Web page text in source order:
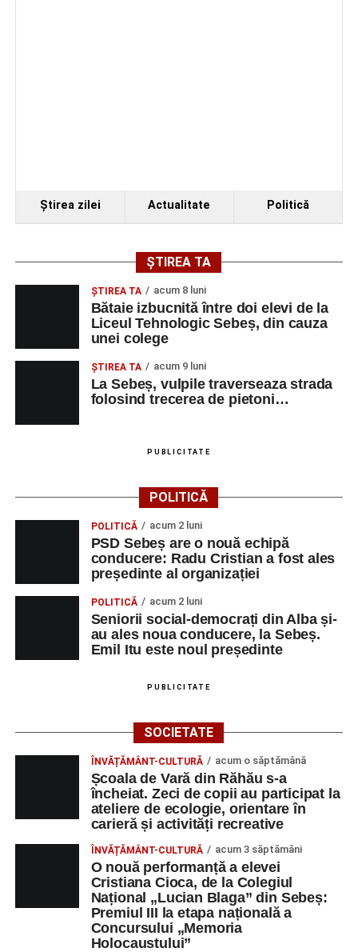
reprezintă doar începutul unei serii de concerte care vor
avea loc pe parcursul taberei, oferind comunității din
și de a lua parte la un veritabil schimb cultural prin
Adaugă-ne ca sursă preferată
Urmărește-ne pe Google News
iluminatului public pe timpul nopții, în contextul
apelului la economii al Guvernului Bolojan
Duminică, 23 august 2026, Râpa Roșie găzduiește
cea de-a III-a ediție a concursului „CicloAventurier
de Sebeș”
Primul concert din cadrul String Symphonic Camp
2026 a adus emoție și aplauze la Sebeș
Ştirea zilei Actualitate Politică
ȘTIREA TA
ŞTIREA TA acum 8 luni
Bătaie izbucnită între doi elevi de la
Liceul Tehnologic Sebeș, din cauza
unei colege
ŞTIREA TA acum 9 luni
La Sebeș, vulpile traverseaza strada
folosind trecerea de pietoni…
PUBLICITATE
POLITICĂ
POLITICĂ acum 2 luni
PSD Sebeș are o nouă echipă
conducere: Radu Cristian a fost ales
președinte al organizației
POLITICĂ acum 2 luni
Seniorii social-democrați din Alba și-
au ales noua conducere, la Sebeș.
Emil Itu este noul președinte
PUBLICITATE
SOCIETATE
ÎNVĂȚĂMÂNT-CULTURĂ acum o săptămână
Școala de Vară din Răhău s-a
încheiat. Zeci de copii au participat la
ateliere de ecologie, orientare în
carieră și activități recreative
ÎNVĂȚĂMÂNT-CULTURĂ acum 3 săptămâni
O nouă performanță a elevei
Cristiana Cioca, de la Colegiul
Național „Lucian Blaga” din Sebeș:
Premiul III la etapa națională a
Concursului „Memoria
Holocaustului”